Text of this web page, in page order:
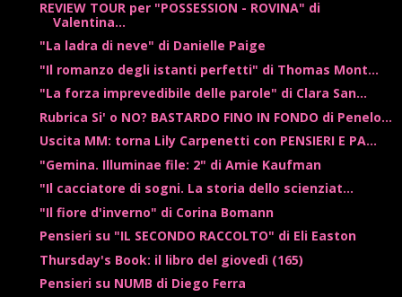
REVIEW TOUR per "POSSESSION - ROVINA" di
Valentina...
"La ladra di neve" di Danielle Paige
"Il romanzo degli istanti perfetti" di Thomas Mont...
"La forza imprevedibile delle parole" di Clara San...
Rubrica Si' o NO? BASTARDO FINO IN FONDO di Penelo...
Uscita MM: torna Lily Carpenetti con PENSIERI E PA...
"Gemina. Illuminae file: 2" di Amie Kaufman
"Il cacciatore di sogni. La storia dello scienziat...
"Il fiore d'inverno" di Corina Bomann
Pensieri su "IL SECONDO RACCOLTO" di Eli Easton
Thursday's Book: il libro del giovedì (165)
Pensieri su NUMB di Diego Ferra